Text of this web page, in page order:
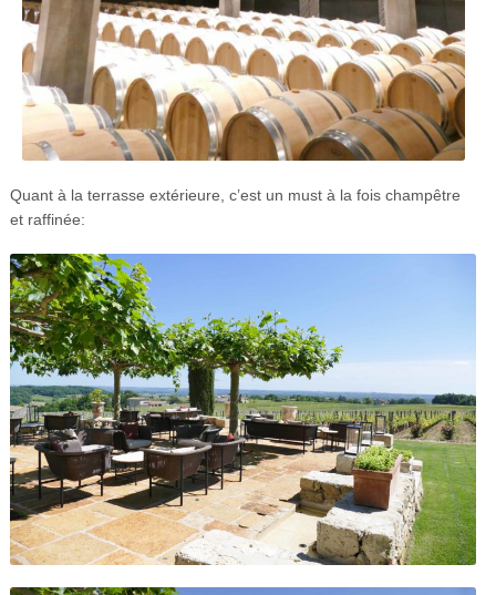
Quant à la terrasse extérieure, c’est un must à la fois champêtre
et raffinée: